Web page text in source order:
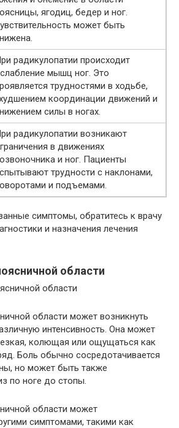
ягодиц, бедер и ног.
может быть
радикулопатии происходит
мышц ног. Это
трудностями в ходьбе,
координации движений и
силы в ногах.
радикулопатии возникают
в движениях
и ног. Пациенты
трудности с наклонами,
и подъемами.
симптомы, обратитесь к врачу
и назначения лечения
области
области может возникнуть
интенсивность. Она может
колющая или ощущаться как
Боль обычно сосредотачивается
но может быть также
по ноге до стопы.
области может
симптомами, такими как